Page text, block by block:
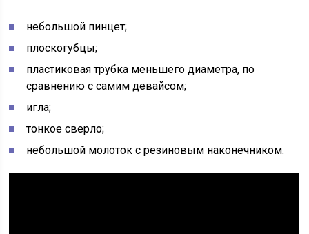
небольшой пинцет;
плоскогубцы;
пластиковая трубка меньшего диаметра, по
сравнению с самим девайсом;
игла;
тонкое сверло;
небольшой молоток с резиновым наконечником.